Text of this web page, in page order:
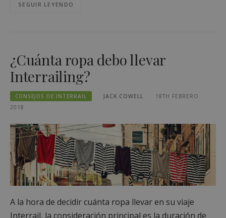
SEGUIR LEYENDO
¿Cuánta ropa debo llevar
Interrailing?
CONSEJOS DE INTERRAIL JACK COWELL
18TH FEBRERO
2018
A la hora de decidir cuánta ropa llevar en su viaje
Interrail, la consideración principal es la duración de